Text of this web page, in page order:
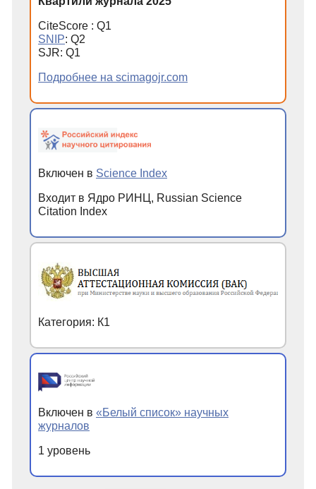
CiteScore : Q1
SNIP: Q2
SJR: Q1
Подробнее на scimagojr.com
Включен в Science Index
Входит в Ядро РИНЦ, Russian Science
Citation Index
Категория: К1
Включен в «Белый список» научных
журналов
1 уровень